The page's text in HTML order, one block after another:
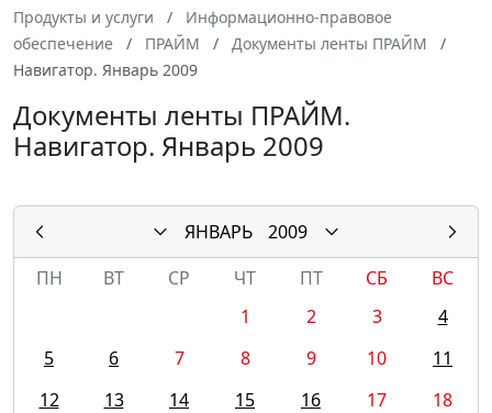
Продукты и услуги
Информационно-правовое
обеспечение
ПРАЙМ
Документы ленты ПРАЙМ
Навигатор. Январь 2009
Документы ленты ПРАЙМ.
Навигатор. Январь 2009
ЯНВАРЬ
2009
ПН
ВТ СР ЧТ ПТ СБ
ВС
1
2 3
4
5
6 7 8 9 10
11
12
13 14 15 16 17
18